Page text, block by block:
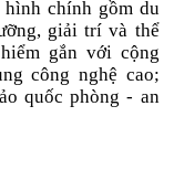
chính gồm du
giải trí và thể
gắn với cộng
công nghệ cao;
quốc phòng - an